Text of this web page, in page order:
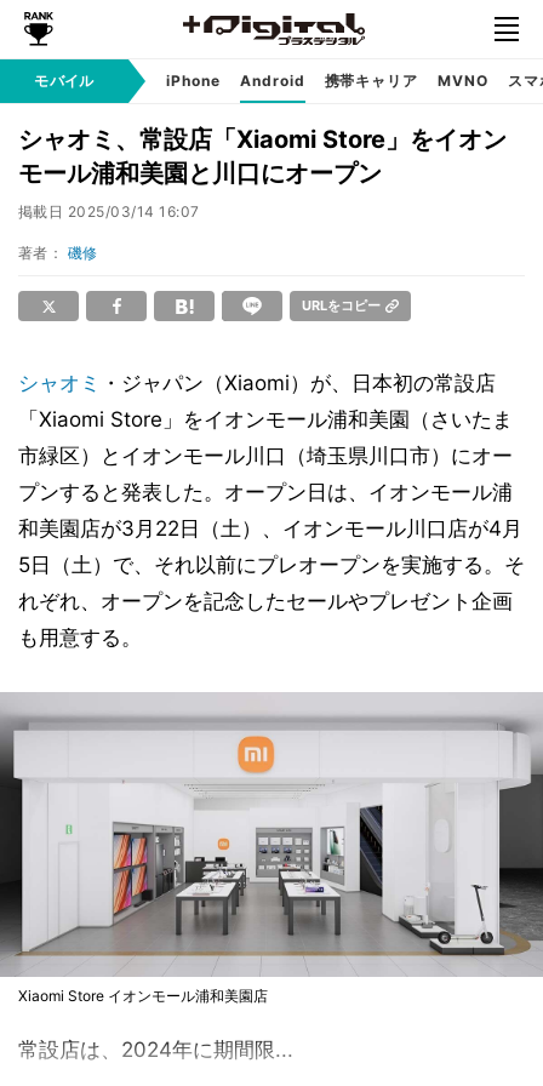
モバイル iPhone Android 携帯キャリア MVNO ス
シャオミ、常設店「Xiaomi Store」をイオン
モール浦和美園と川口にオープン
掲載日 2025/03/14 16:07
著者： 磯修
URLをコピー
シャオミ ・ジャパン（Xiaomi）が、日本初の常設店
「Xiaomi Store」をイオンモール浦和美園（さいたま
市緑区）とイオンモール川口（埼玉県川口市）にオー
プンすると発表した。オープン日は、イオンモール浦
和美園店が3月22日（土）、イオンモール川口店が4月
5日（土）で、それ以前にプレオープンを実施する。そ
れぞれ、オープンを記念したセールやプレゼント企画
も用意する。
Xiaomi Store イオンモール浦和美園店
常設店は、2024年に期間限...